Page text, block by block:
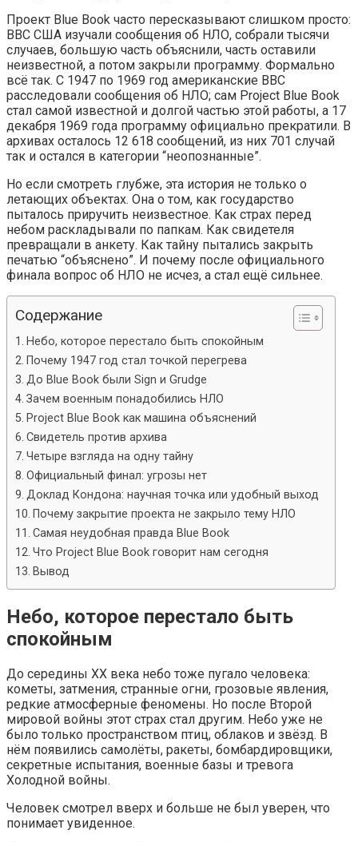
Проект Blue Book часто пересказывают слишком просто:
ВВС США изучали сообщения об НЛО, собрали тысячи
случаев, большую часть объяснили, часть оставили
неизвестной, а потом закрыли программу. Формально
всё так. С 1947 по 1969 год американские ВВС
расследовали сообщения об НЛО; сам Project Blue Book
стал самой известной и долгой частью этой работы, а 17
декабря 1969 года программу официально прекратили. В
архивах осталось 12 618 сообщений, из них 701 случай
так и остался в категории “неопознанные”.
Но если смотреть глубже, эта история не только о
летающих объектах. Она о том, как государство
пыталось приручить неизвестное. Как страх перед
небом раскладывали по папкам. Как свидетеля
превращали в анкету. Как тайну пытались закрыть
печатью “объяснено”. И почему после официального
финала вопрос об НЛО не исчез, а стал ещё сильнее.
Содержание
Небо, которое перестало быть спокойным
Почему 1947 год стал точкой перегрева
До Blue Book были Sign и Grudge
Зачем военным понадобились НЛО
Project Blue Book как машина объяснений
Свидетель против архива
Четыре взгляда на одну тайну
Официальный финал: угрозы нет
Доклад Кондона: научная точка или удобный выход
Почему закрытие проекта не закрыло тему НЛО
Самая неудобная правда Blue Book
Что Project Blue Book говорит нам сегодня
Вывод
Небо, которое перестало быть
спокойным
До середины XX века небо тоже пугало человека:
кометы, затмения, странные огни, грозовые явления,
редкие атмосферные феномены. Но после Второй
мировой войны этот страх стал другим. Небо уже не
было только пространством птиц, облаков и звёзд. В
нём появились самолёты, ракеты, бомбардировщики,
секретные испытания, военные базы и тревога
Холодной войны.
Человек смотрел вверх и больше не был уверен, что
понимает увиденное.